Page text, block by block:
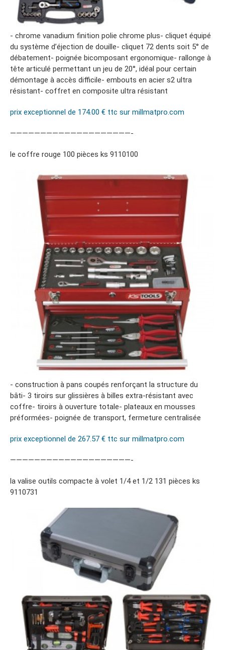
- chrome vanadium finition polie chrome plus- cliquet équipé
du système d’éjection de douille- cliquet 72 dents soit 5° de
débatement- poignée bicomposant ergonomique- rallonge à
tête articulé permettant un jeu de 20°, idéal pour certain
démontage à accès difficile- embouts en acier s2 ultra
résistant- coffret en composite ultra résistant
prix exceptionnel de 174.00 € ttc sur millmatpro.com
————————————————————-
le coffre rouge 100 pièces ks 9110100
- construction à pans coupés renforçant la structure du
bâti- 3 tiroirs sur glissières à billes extra-résistant avec
coffre- tiroirs à ouverture totale- plateaux en mousses
préformées- poignée de transport, fermeture centralisée
prix exceptionnel de 267.57 € ttc sur millmatpro.com
————————————————————-
la valise outils compacte à volet 1/4 et 1/2 131 pièces ks
9110731